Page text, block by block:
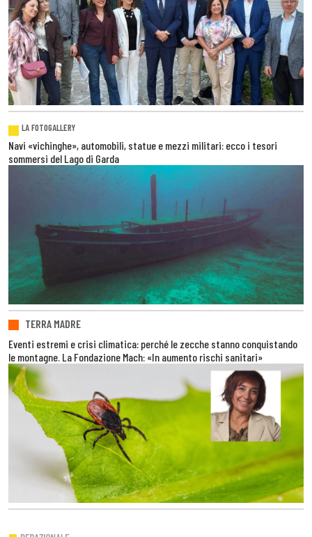
LA FOTOGALLERY
Navi «vichinghe», automobili, statue e mezzi militari: ecco i tesori
sommersi del Lago di Garda
TERRA MADRE
Eventi estremi e crisi climatica: perché le zecche stanno conquistando
le montagne. La Fondazione Mach: «In aumento rischi sanitari»